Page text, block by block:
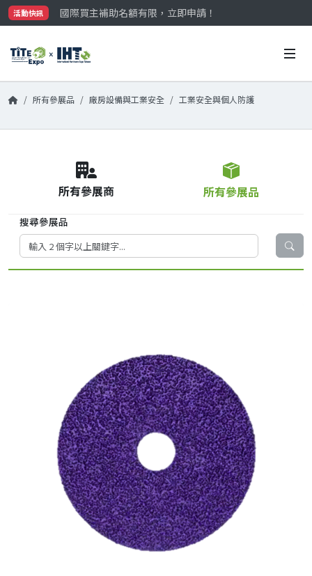
活動快訊
國際買主補助名額有限，立即申請！
參觀門票開放申請中‼️
國際買主補助名額有限，立即申請！
所有參展品 廠房設備與工業安全 工業安全與個人防護
所有參展商 所有參展品
搜尋參展品